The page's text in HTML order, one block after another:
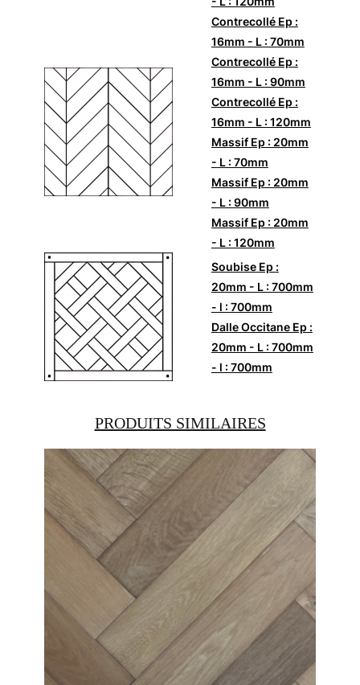
Contrecollé Ep :
16mm - L : 70mm
Contrecollé Ep :
16mm - L : 90mm
Contrecollé Ep :
16mm - L : 120mm
Massif Ep : 20mm
- L : 70mm
Massif Ep : 20mm
- L : 90mm
Massif Ep : 20mm
- L : 120mm
Soubise Ep :
20mm - L : 700mm
- l : 700mm
Dalle Occitane Ep :
20mm - L : 700mm
- l : 700mm
PRODUITS SIMILAIRES